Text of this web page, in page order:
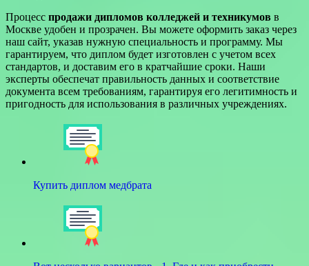
Процесс продажи дипломов колледжей и техникумов в
Москве удобен и прозрачен. Вы можете оформить заказ через
наш сайт, указав нужную специальность и программу. Мы
гарантируем, что диплом будет изготовлен с учетом всех
стандартов, и доставим его в кратчайшие сроки. Наши
эксперты обеспечат правильность данных и соответствие
документа всем требованиям, гарантируя его легитимность и
пригодность для использования в различных учреждениях.
Купить диплом медбрата